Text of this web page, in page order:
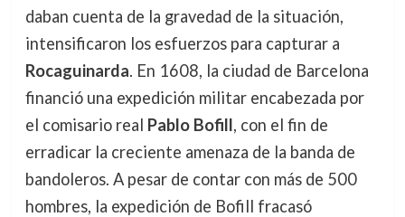
daban cuenta de la gravedad de la situación,
intensificaron los esfuerzos para capturar a
Rocaguinarda. En 1608, la ciudad de Barcelona
financió una expedición militar encabezada por
el comisario real Pablo Bofill, con el fin de
erradicar la creciente amenaza de la banda de
bandoleros. A pesar de contar con más de 500
hombres, la expedición de Bofill fracasó